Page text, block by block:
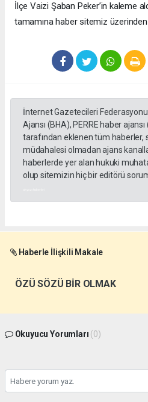
​İlçe Vaizi Şaban Peker’in kaleme
tamamına haber sitemiz
İnternet Gazetecileri
Ajansı (BHA), PERRE haber
tarafından eklenen tüm haberler,
müdahalesi olmadan ajans
haberlerde yer alan hukuki
olup sitemizin hiç bir editörü
Haberle İlişkili Makale
ÖZÜ SÖZÜ BİR OLMAK
Okuyucu Yorumları (0)